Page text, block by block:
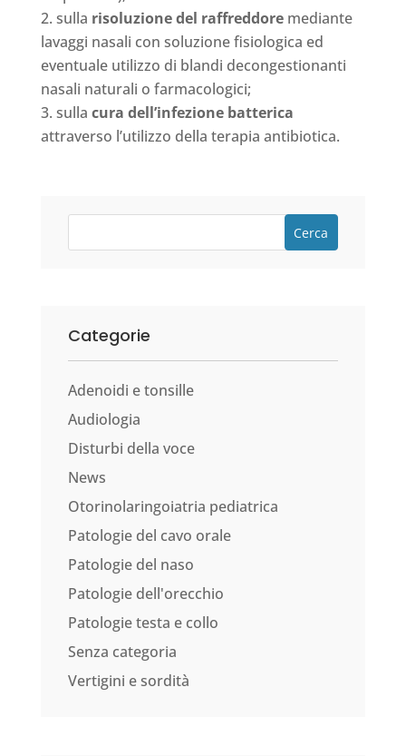
sulla risoluzione del raffreddoremediante
lavaggi nasali con soluzione fisiologica ed
eventuale utilizzo di blandi decongestionanti
nasali naturali o farmacologici;
sulla cura dell’infezione batterica
attraverso l’utilizzo della terapia antibiotica.
Cerca
Categorie
Adenoidi e tonsille
Audiologia
Disturbi della voce
News
Otorinolaringoiatria pediatrica
Patologie del cavo orale
Patologie del naso
Patologie dell'orecchio
Patologie testa e collo
Senza categoria
Vertigini e sordità